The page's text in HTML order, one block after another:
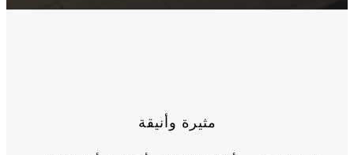
مثيرة وأنيقة